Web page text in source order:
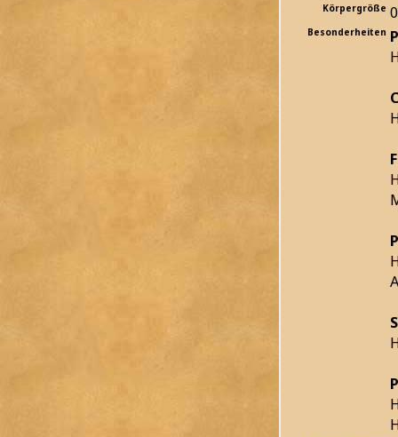
Körpergröße
Besonderheiten